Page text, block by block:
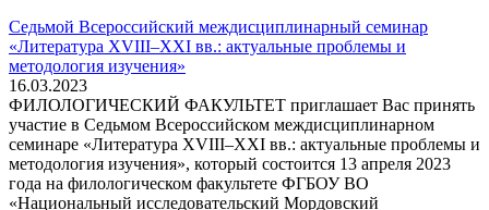
Седьмой Всероссийский междисциплинарный семинар
«Литература XVIII–XXI вв.: актуальные проблемы и
методология изучения»
16.03.2023
ФИЛОЛОГИЧЕСКИЙ ФАКУЛЬТЕТ приглашает Вас принять
участие в Седьмом Всероссийском междисциплинарном
семинаре «Литература XVIII–XXI вв.: актуальные проблемы и
методология изучения», который состоится 13 апреля 2023
года на филологическом факультете ФГБОУ ВО
«Национальный исследовательский Мордовский